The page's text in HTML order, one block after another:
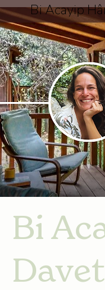
Bi Acayip
Bi